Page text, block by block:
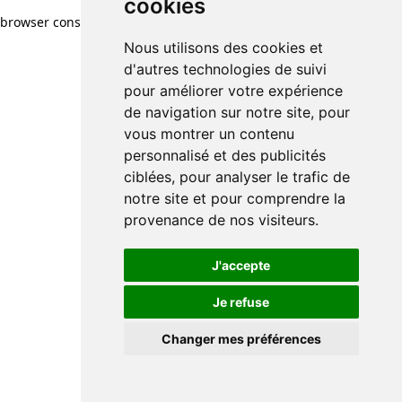
cookies
Nous utilisons des cookies et
d'autres technologies de suivi
pour améliorer votre expérience
de navigation sur notre site, pour
vous montrer un contenu
personnalisé et des publicités
ciblées, pour analyser le trafic de
notre site et pour comprendre la
provenance de nos visiteurs.
J'accepte
Je refuse
Changer mes préférences
browser console for more information)